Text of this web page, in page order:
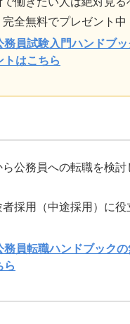
全無料でプレゼント中
務員試験入門ハンドブ
トはこちら
ら公務員への転職を検討
採用（中途採用）に役
務員転職ハンドブックの
ら